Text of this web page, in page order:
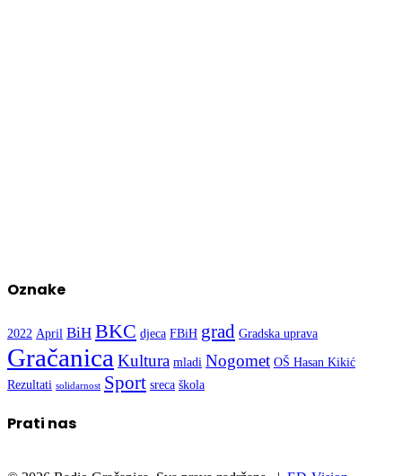
Oznake
2022 April BiH BKC djeca FBiH grad Gradska uprava
Gračanica Kultura mladi Nogomet OŠ Hasan Kikić
Rezultati solidarnost Sport sreca škola
Prati nas